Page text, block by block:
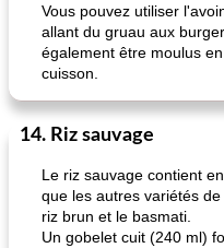
Vous pouvez utiliser
allant du gruau aux
également être moulus
cuisson.
14. Riz sauvage
Le riz sauvage contient
que les autres variétés
riz brun et le basmati.
Un gobelet cuit (240 ml)